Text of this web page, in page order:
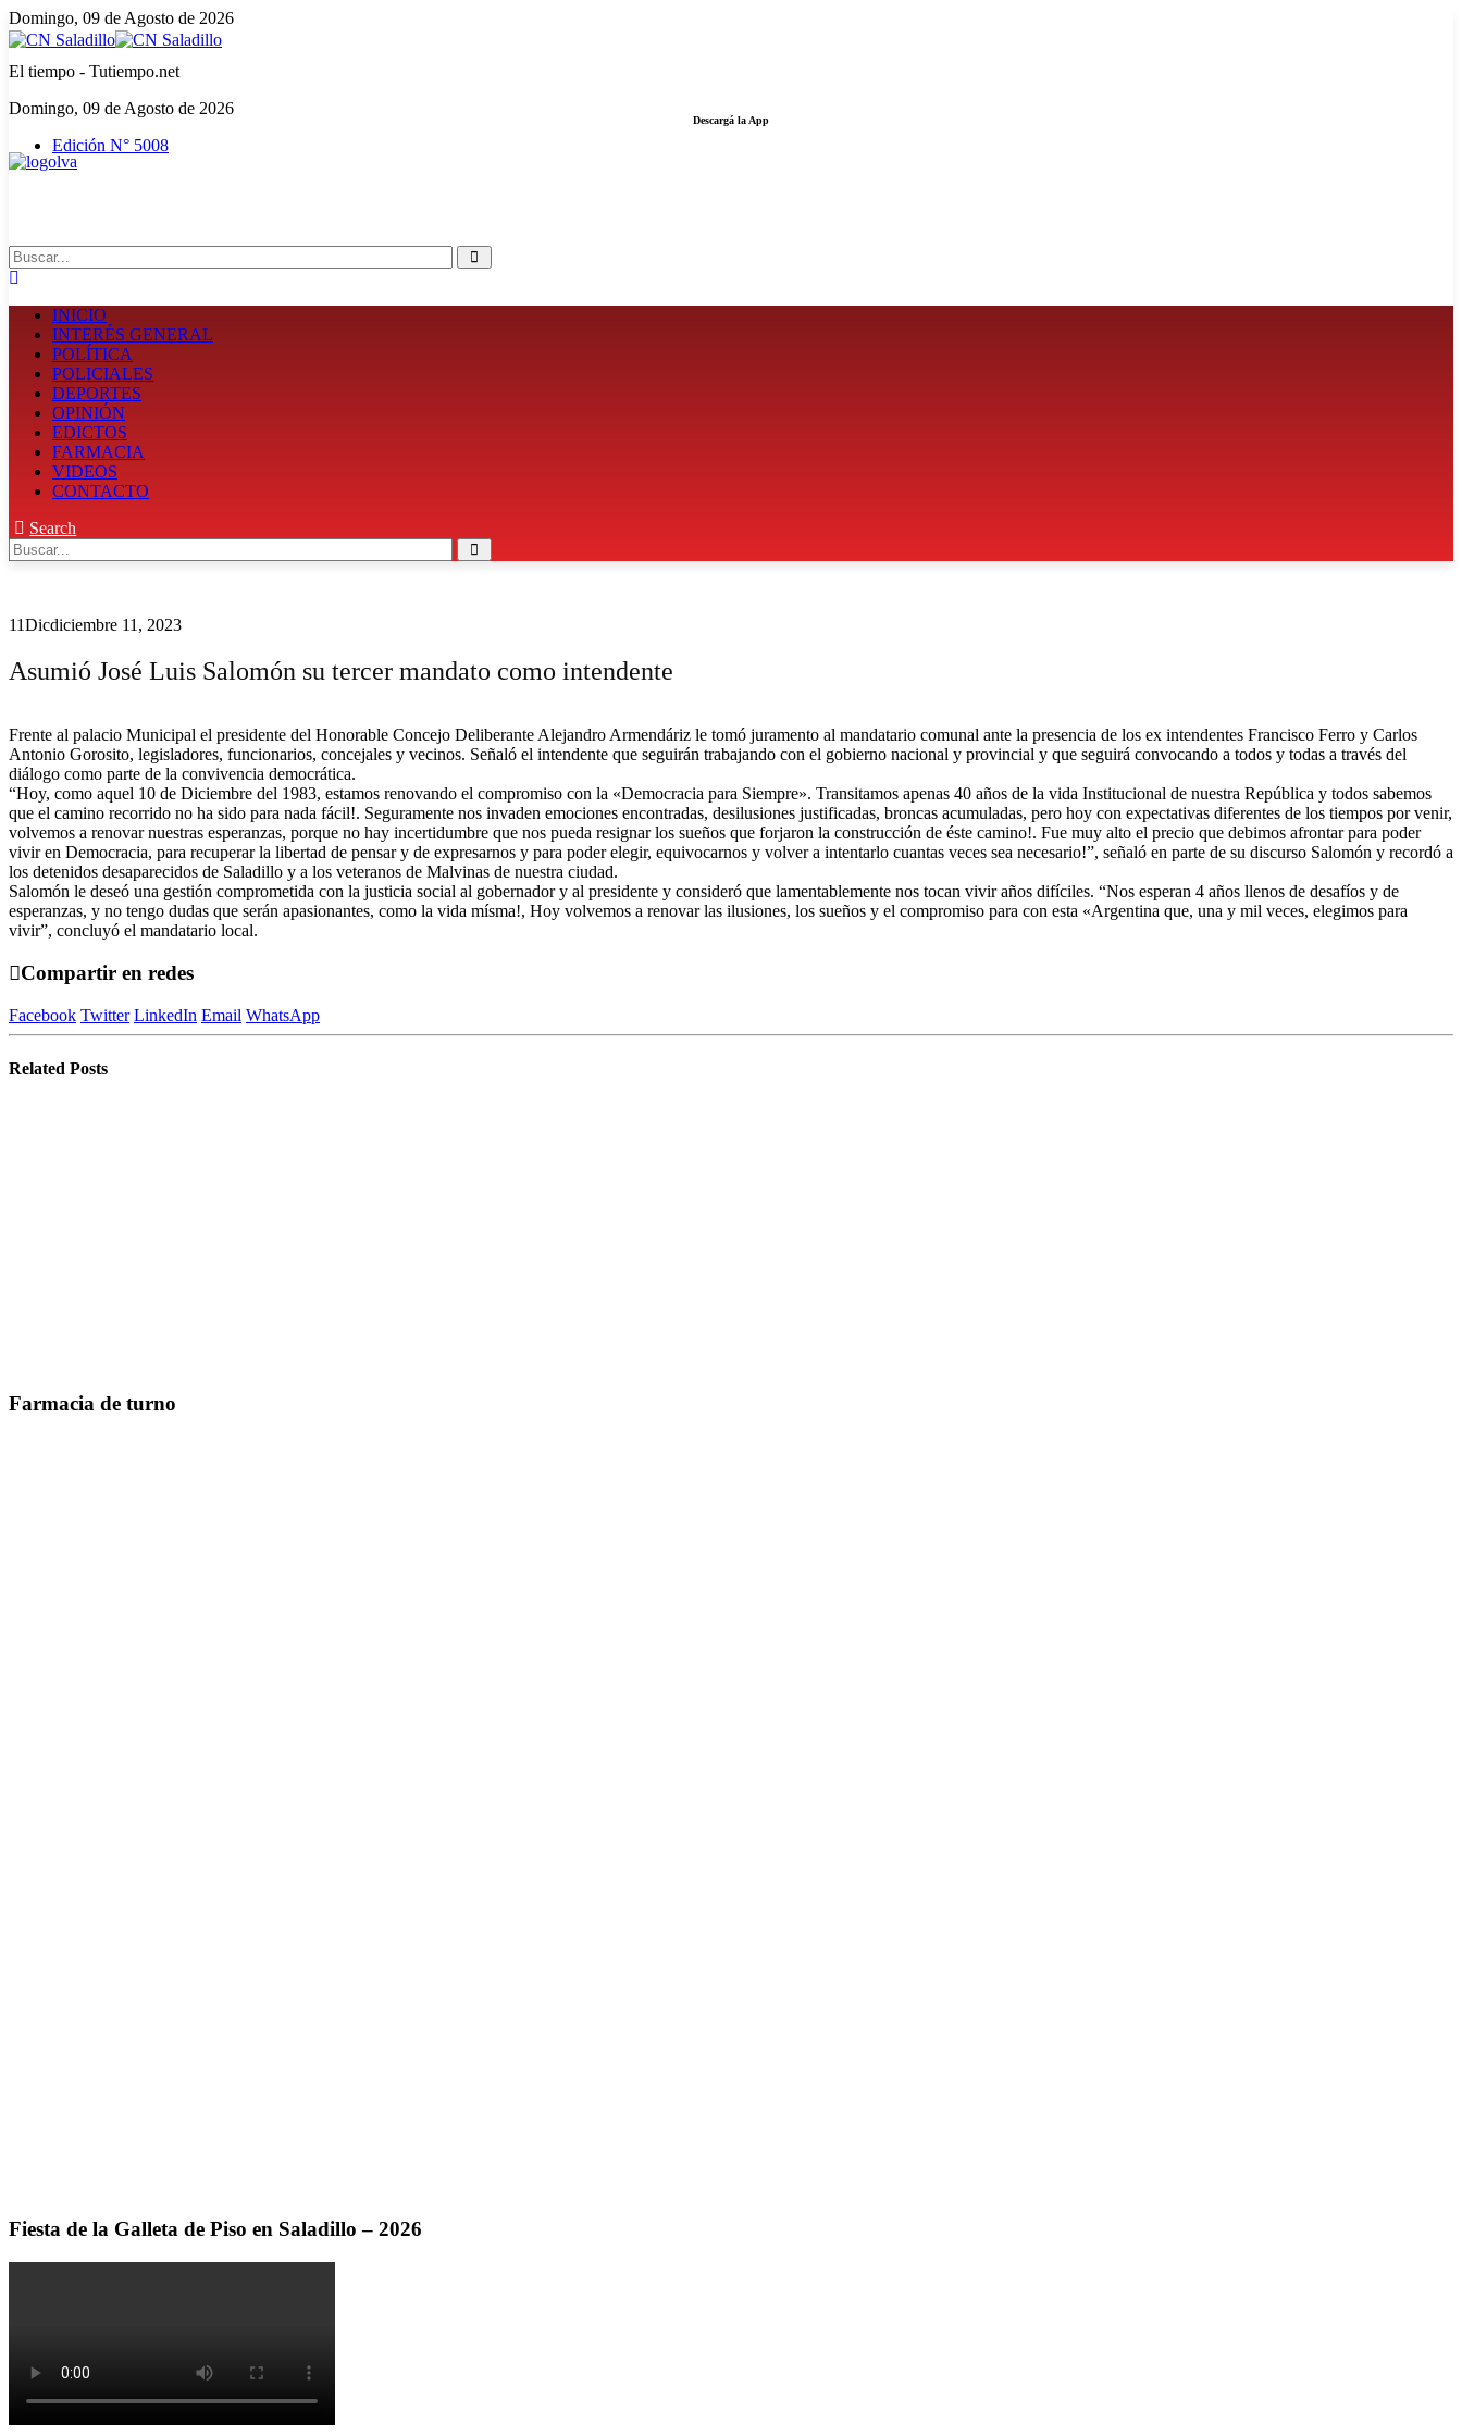
Domingo, 09 de Agosto de 2026
El tiempo - Tutiempo.net
Domingo, 09 de Agosto de 2026
Edición N° 5008
Descargá la App
INICIO
INTERÉS GENERAL
POLÍTICA
POLICIALES
DEPORTES
OPINIÓN
EDICTOS
FARMACIA
VIDEOS
CONTACTO
Search
11Dicdiciembre 11, 2023
Asumió José Luis Salomón su tercer mandato como intendente
Frente al palacio Municipal el presidente del Honorable Concejo Deliberante Alejandro Armendáriz le tomó juramento al mandatario comunal ante la presencia de los ex intendentes Francisco Ferro y Carlos
Antonio Gorosito, legisladores, funcionarios, concejales y vecinos. Señaló el intendente que seguirán trabajando con el gobierno nacional y provincial y que seguirá convocando a todos y todas a través del
diálogo como parte de la convivencia democrática.
“Hoy, como aquel 10 de Diciembre del 1983, estamos renovando el compromiso con la «Democracia para Siempre». Transitamos apenas 40 años de la vida Institucional de nuestra República y todos sabemos
que el camino recorrido no ha sido para nada fácil!. Seguramente nos invaden emociones encontradas, desilusiones justificadas, broncas acumuladas, pero hoy con expectativas diferentes de los tiempos por venir,
volvemos a renovar nuestras esperanzas, porque no hay incertidumbre que nos pueda resignar los sueños que forjaron la construcción de éste camino!. Fue muy alto el precio que debimos afrontar para poder
vivir en Democracia, para recuperar la libertad de pensar y de expresarnos y para poder elegir, equivocarnos y volver a intentarlo cuantas veces sea necesario!”, señaló en parte de su discurso Salomón y recordó a
los detenidos desaparecidos de Saladillo y a los veteranos de Malvinas de nuestra ciudad.
Salomón le deseó una gestión comprometida con la justicia social al gobernador y al presidente y consideró que lamentablemente nos tocan vivir años difíciles. “Nos esperan 4 años llenos de desafíos y de
esperanzas, y no tengo dudas que serán apasionantes, como la vida mísma!, Hoy volvemos a renovar las ilusiones, los sueños y el compromiso para con esta «Argentina que, una y mil veces, elegimos para
vivir”, concluyó el mandatario local.
Compartir en redes
Facebook Twitter LinkedIn Email WhatsApp
Related Posts
Farmacia de turno
Fiesta de la Galleta de Piso en Saladillo – 2026